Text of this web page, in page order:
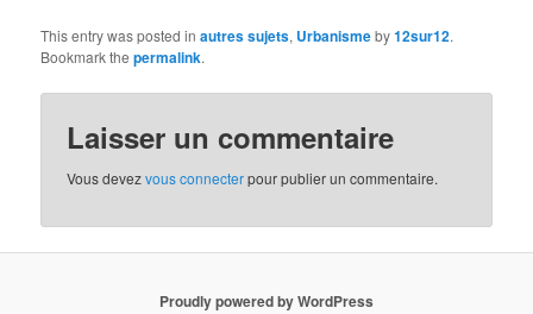
This entry was posted inautres sujets, Urbanismeby12sur12.
Bookmark thepermalink.
Laisser un commentaire
Vous devezvous connecterpour publier un commentaire.
Proudly powered by WordPress